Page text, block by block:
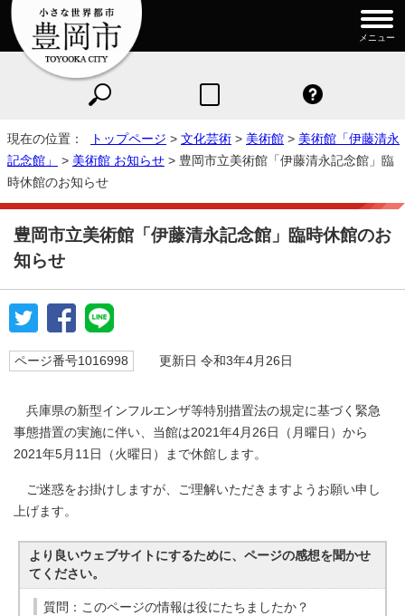
メニュー
現在の位置： トップページ > 文化芸術 > 美術館 > 美術館「伊藤清永
記念館」
> 美術館 お知らせ > 豊岡市立美術館「伊藤清永記念館」臨
時休館のお知らせ
豊岡市立美術館「伊藤清永記念館」臨時休館のお
知らせ
ページ番号1016998 更新日 令和3年4月26日
兵庫県の新型インフルエンザ等特別措置法の規定に基づく緊急
事態措置の実施に伴い、当館は2021年4月26日（月曜日）から
2021年5月11日（火曜日）まで休館します。
ご迷惑をお掛けしますが、ご理解いただきますようお願い申し
上げます。
より良いウェブサイトにするために、ページの感想を聞かせ
てください。
質問：このページの情報は役にたちましたか？